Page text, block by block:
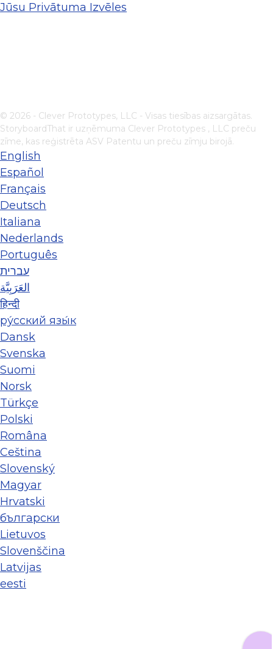
Jūsu Privātuma Izvēles
© 2026 - Clever Prototypes, LLC - Visas tiesības aizsargātas.
StoryboardThat ir uzņēmuma Clever Prototypes , LLC preču
zīme, kas reģistrēta ASV Patentu un preču zīmju birojā.
English
Español
Français
Deutsch
Italiana
Nederlands
Português
עברית
العَرَبِيَّة
हिन्दी
ру́сский язы́к
Dansk
Svenska
Suomi
Norsk
Türkçe
Polski
Româna
Ceština
Slovenský
Magyar
Hrvatski
български
Lietuvos
Slovenščina
Latvijas
eesti